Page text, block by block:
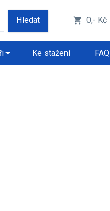
Hledat shopping_cart 0,- Kč
Ke stažení FAQ